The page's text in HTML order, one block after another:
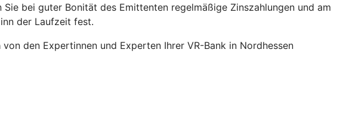
bei guter Bonität des Emittenten regelmäßige Zinszahlungen und am
der Laufzeit fest.
den Expertinnen und Experten Ihrer VR-Bank in Nordhessen